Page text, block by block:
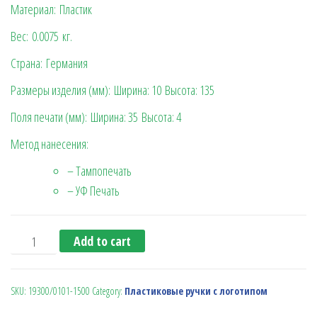
Материал: Пластик
Вес: 0.0075 кг.
Страна: Германия
Размеры изделия (мм): Ширина: 10 Высота: 135
Поля печати (мм): Ширина: 35 Высота: 4
Метод нанесения:
– Тампопечать
– УФ Печать
Шариковая ручка Basic new (Ritter Pen), бело-черная
Add to cart
SKU: 19300/0101-1500 Category: Пластиковые ручки с логотипом